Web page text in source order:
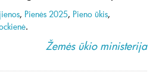
, Pienės 2025, Pieno ūkis,
.
Žemės ūkio ministerija